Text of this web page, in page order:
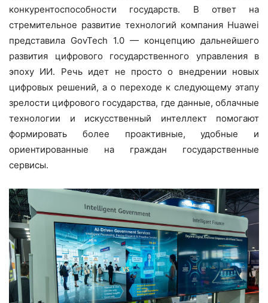
конкурентоспособности государств. В ответ на
стремительное развитие технологий компания Huawei
представила GovTech 1.0 — концепцию дальнейшего
развития цифрового государственного управления в
эпоху ИИ. Речь идет не просто о внедрении новых
цифровых решений, а о переходе к следующему этапу
зрелости цифрового государства, где данные, облачные
технологии и искусственный интеллект помогают
формировать более проактивные, удобные и
ориентированные на граждан государственные
сервисы.